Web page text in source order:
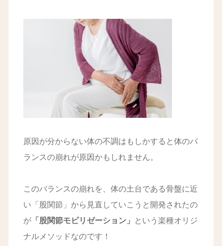
原因が分からない体の不調はもしかすると体のバ
ランスの崩れが原因かもしれません。
このバランスの崩れを、体の土台である骨盤に近
い「股関節」から見直していこうと開発されたの
が「股関節モビリゼーション」
という楽種オリジ
ナルメソッドなのです！